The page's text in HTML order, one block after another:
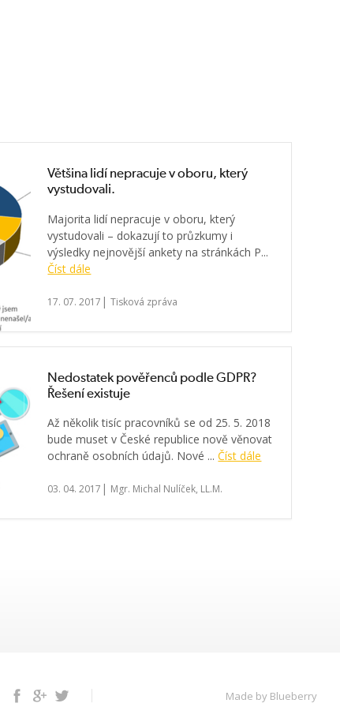
Většina lidí nepracuje v oboru, který
vystudovali.
Majorita lidí nepracuje v oboru, který
vystudovali – dokazují to průzkumy i
výsledky nejnovější ankety na stránkách P...
Číst dále
17. 07. 2017 |Tisková zpráva
Nedostatek pověřenců podle GDPR?
Řešení existuje
Až několik tisíc pracovníků se od 25. 5. 2018
bude muset v České republice nově věnovat
ochraně osobních údajů. Nové ...Číst dále
03. 04. 2017 | Mgr. Michal Nulíček, LL.M.
Facebook
Google+Twitter Made by Blueberry